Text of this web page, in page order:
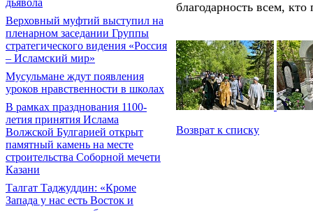
дьявола
Верховный муфтий выступил на
пленарном заседании Группы
стратегического видения «Россия
– Исламский мир»
Мусульмане ждут появления
уроков нравственности в школах
В рамках празднования 1100-
летия принятия Ислама
Волжской Булгарией открыт
памятный камень на месте
строительства Соборной мечети
Казани
Талгат Таджуддин: «Кроме
Запада у нас есть Восток и
благодарность всем,
Возврат к списку